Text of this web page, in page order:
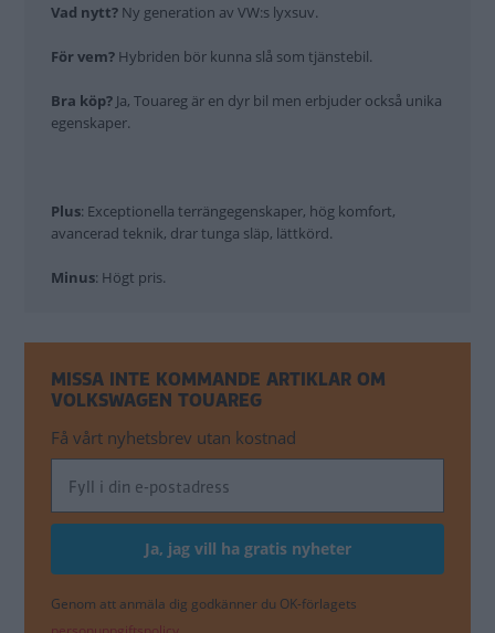
Vad nytt? Ny generation av VW:s lyxsuv.
För vem? Hybriden bör kunna slå som tjänstebil.
Bra köp? Ja, Touareg är en dyr bil men erbjuder också unika
egenskaper.
Plus: Exceptionella terrängegenskaper, hög komfort,
avancerad teknik, drar tunga släp, lättkörd.
Minus: Högt pris.
MISSA INTE KOMMANDE ARTIKLAR OM
VOLKSWAGEN TOUAREG
Få vårt nyhetsbrev utan kostnad
Genom att anmäla dig godkänner du OK-förlagets